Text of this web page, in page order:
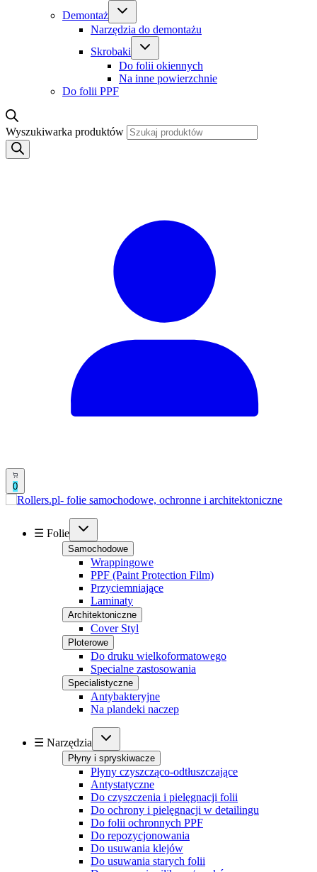
Demontaż
Narzędzia do demontażu
Skrobaki
Do folii okiennych
Na inne powierzchnie
Do folii PPF
Wyszukiwarka produktów
0
☰ Folie
Samochodowe
Wrappingowe
PPF (Paint Protection Film)
Przyciemniające
Laminaty
Architektoniczne
Cover Styl
Ploterowe
Do druku wielkoformatowego
Specialne zastosowania
Specialistyczne
Antybakteryjne
Na plandeki naczep
☰ Narzędzia
Płyny i spryskiwacze
Płyny czyszcząco-odtłuszczające
Antystatyczne
Do czyszczenia i pielęgnacji folii
Do ochrony i pielęgnacji w detailingu
Do folii ochronnych PPF
Do repozycjonowania
Do usuwania klejów
Do usuwania starych folii